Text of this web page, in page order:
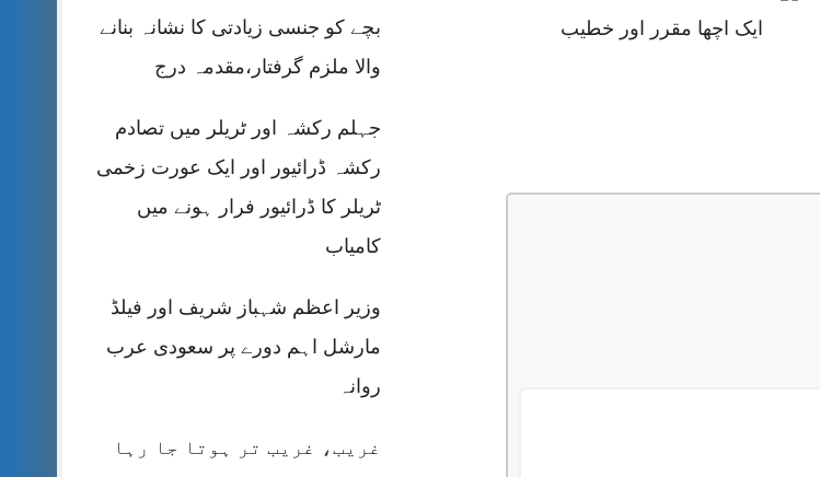
بچے کو جنسی زیادتی کا نشانہ بنانے
والا ملزم گرفتار،مقدمہ درج
جہلم رکشہ اور ٹریلر میں تصادم
رکشہ ڈرائیور اور ایک عورت زخمی
ٹریلر کا ڈرائیور فرار ہونے میں
کامیاب
وزیر اعظم شہباز شریف اور فیلڈ
مارشل اہم دورے پر سعودی عرب
روانہ
غریب، غریب تر ہوتا جا رہا
ایک اچھا مقرر اور خطیب